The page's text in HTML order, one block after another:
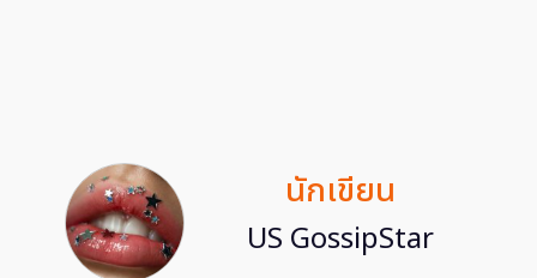
นักเขียน
US GossipStar